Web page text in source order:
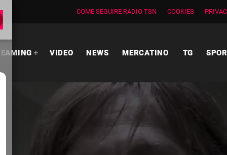
COME SEGUIRE RADIO TSN COOKIES
VIDEO NEWS MERCATINO TG SPORT